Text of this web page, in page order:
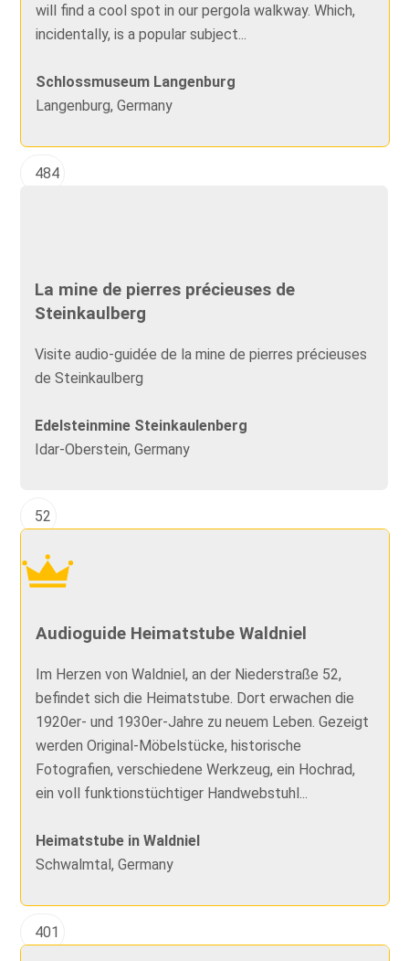
will find a cool spot in our pergola walkway. Which,
incidentally, is a popular subject...
Schlossmuseum Langenburg
Langenburg, Germany
484
La mine de pierres précieuses de
Steinkaulberg
Visite audio-guidée de la mine de pierres précieuses
de Steinkaulberg
Edelsteinmine Steinkaulenberg
Idar-Oberstein, Germany
52
Audioguide Heimatstube Waldniel
Im Herzen von Waldniel, an der Niederstraße 52,
befindet sich die Heimatstube. Dort erwachen die
1920er- und 1930er-Jahre zu neuem Leben. Gezeigt
werden Original-Möbelstücke, historische
Fotografien, verschiedene Werkzeug, ein Hochrad,
ein voll funktionstüchtiger Handwebstuhl...
Heimatstube in Waldniel
Schwalmtal, Germany
401